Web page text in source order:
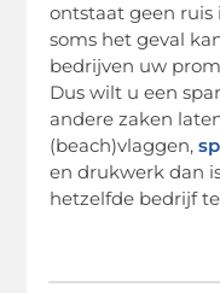
ontstaat geen
soms het geval
bedrijven uw
Dus wilt u een
andere zaken
(beach)vlaggen,
en drukwerk dan
hetzelfde bedrijf